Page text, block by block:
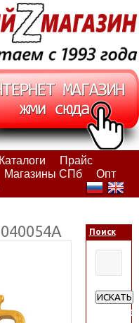
Каталоги
Прайс
Магазины СПб
Опт
Поиск
ИСКАТЬ